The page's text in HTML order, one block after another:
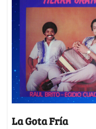
La Gota Fría